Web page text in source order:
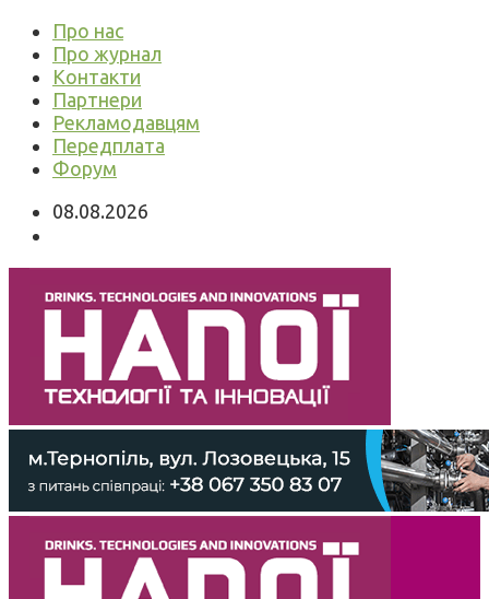
Про нас
Про журнал
Контакти
Партнери
Рекламодавцям
Передплата
Форум
08.08.2026